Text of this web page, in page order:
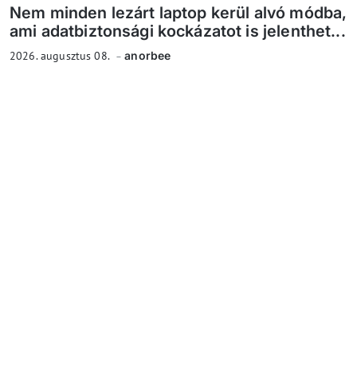
Nem minden lezárt laptop kerül alvó módba,
ami adatbiztonsági kockázatot is jelenthet...
2026. augusztus 08. anorbee